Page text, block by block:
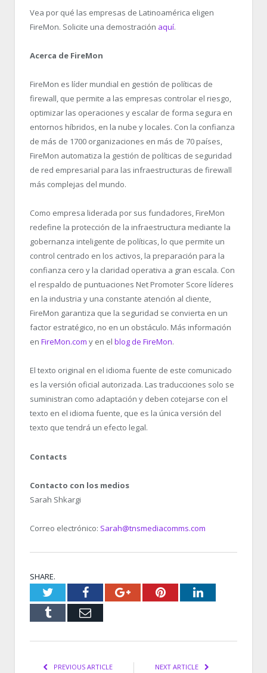
Vea por qué las empresas de Latinoamérica eligen
FireMon. Solicite una demostración aquí.
Acerca de FireMon
FireMon es líder mundial en gestión de políticas de
firewall, que permite a las empresas controlar el riesgo,
optimizar las operaciones y escalar de forma segura en
entornos híbridos, en la nube y locales. Con la confianza
de más de 1700 organizaciones en más de 70 países,
FireMon automatiza la gestión de políticas de seguridad
de red empresarial para las infraestructuras de firewall
más complejas del mundo.
Como empresa liderada por sus fundadores, FireMon
redefine la protección de la infraestructura mediante la
gobernanza inteligente de políticas, lo que permite un
control centrado en los activos, la preparación para la
confianza cero y la claridad operativa a gran escala. Con
el respaldo de puntuaciones Net Promoter Score líderes
en la industria y una constante atención al cliente,
FireMon garantiza que la seguridad se convierta en un
factor estratégico, no en un obstáculo. Más información
en FireMon.com y en el blog de FireMon.
El texto original en el idioma fuente de este comunicado
es la versión oficial autorizada. Las traducciones solo se
suministran como adaptación y deben cotejarse con el
texto en el idioma fuente, que es la única versión del
texto que tendrá un efecto legal.
Contacts
Contacto con los medios
Sarah Shkargi
Correo electrónico: Sarah@tnsmediacomms.com
SHARE.
TwitterFacebookGoogle+PinterestLinkedIn
Tumblr Email
PREVIOUS ARTICLE NEXT ARTICLE